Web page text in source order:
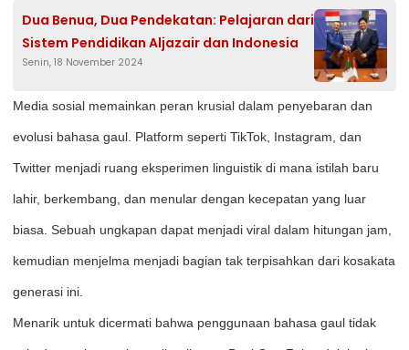
Dua Benua, Dua Pendekatan: Pelajaran dari
Sistem Pendidikan Aljazair dan Indonesia
Senin, 18 November 2024
Media sosial memainkan peran krusial dalam penyebaran dan
evolusi bahasa gaul. Platform seperti TikTok, Instagram, dan
Twitter menjadi ruang eksperimen linguistik di mana istilah baru
lahir, berkembang, dan menular dengan kecepatan yang luar
biasa. Sebuah ungkapan dapat menjadi viral dalam hitungan jam,
kemudian menjelma menjadi bagian tak terpisahkan dari kosakata
generasi ini.
Menarik untuk dicermati bahwa penggunaan bahasa gaul tidak